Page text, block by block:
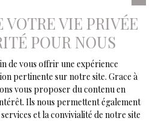
Bloctel, CS 61311, 41013
le traitement de vos données
consulter notre politique de
VOTRE VIE PRIVÉE
POUR NOUS
de vous offrir une expérience
pertinente sur notre site. Grace à
vous proposer du contenu en
Ils nous permettent également
et la convivialité de notre site